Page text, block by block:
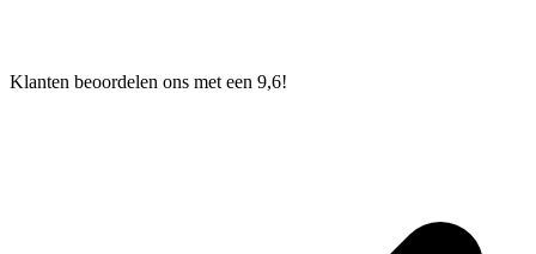
Klanten beoordelen ons met een 9,6!